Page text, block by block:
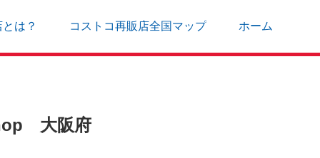
は？ コストコ再販店全国マップ ホーム
大阪府